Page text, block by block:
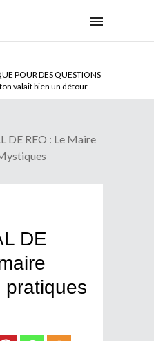
BIYA DU CAMEROUN :
DE REO : Le Maire
DE
pratiques